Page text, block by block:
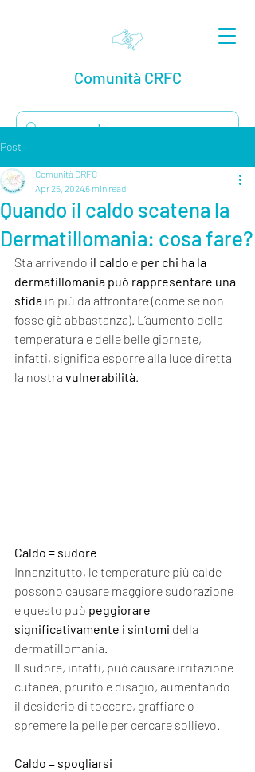
Comunità CRFC
Post
Quando il caldo scatena la
Dermatillomania: cosa fare?
Comunità CRFC
Apr 25, 20246 min read
Sta arrivando il caldo e per chi ha la
dermatillomania può rappresentare una
sfida in più da affrontare (come se non
fosse già abbastanza). L’aumento della
temperatura e delle belle giornate,
infatti, significa esporre alla luce diretta
la nostra vulnerabilità.
Caldo = sudore
Innanzitutto, le temperature più calde
possono causare maggiore sudorazione
e questo può peggiorare
significativamente i sintomi della
dermatillomania.
Il sudore, infatti, può causare irritazione
cutanea, prurito e disagio, aumentando
il desiderio di toccare, graffiare o
spremere la pelle per cercare sollievo.
Caldo = spogliarsi